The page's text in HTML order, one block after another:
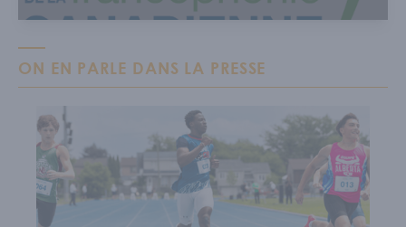
ON EN PARLE DANS LA PRESSE